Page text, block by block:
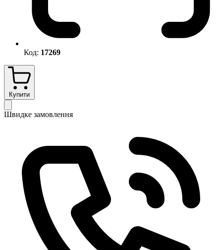
Код: 17269
Купити
Швидке замовлення